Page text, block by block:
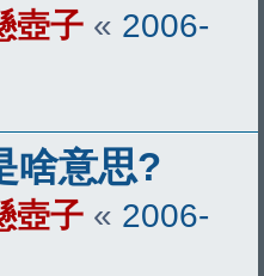
壺子 « 2006-
啥意思?
壺子 « 2006-